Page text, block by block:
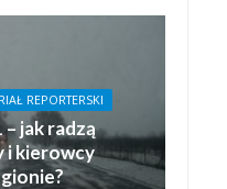
REPORTERSKI
– jak radzą
i kierowcy